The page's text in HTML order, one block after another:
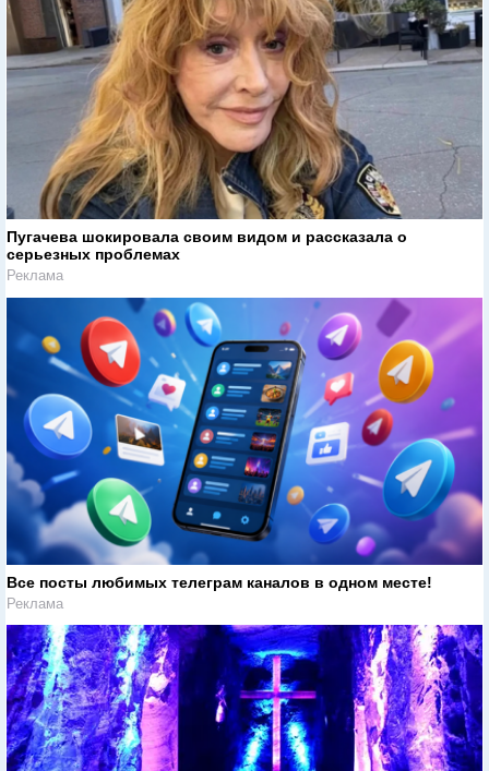
Пугачева шокировала своим видом и рассказала о
серьезных проблемах
Реклама
Все посты любимых телеграм каналов в одном месте!
Реклама